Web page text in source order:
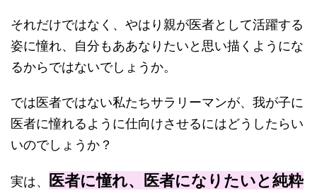
それだけではなく、やはり親が医者として活躍する
姿に憧れ、自分もああなりたいと思い描くようにな
るからではないでしょうか。
では医者ではない私たちサラリーマンが、我が子に
医者に憧れるように仕向けさせるにはどうしたらい
いのでしょうか？
実は、
医者に憧れ、医者になりたいと純粋